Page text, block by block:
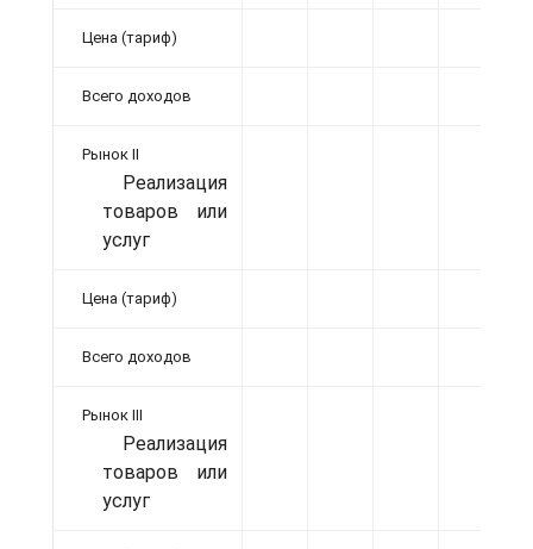
Цена (тариф)
Всего доходов
Рынок II
Реализация
товаров или
услуг
Цена (тариф)
Всего доходов
Рынок III
Реализация
товаров или
услуг